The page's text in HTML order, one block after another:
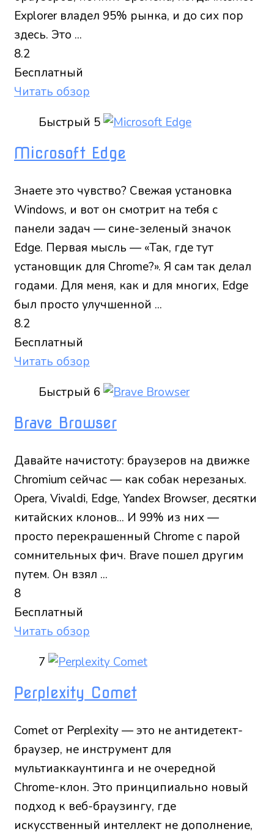
Explorer владел 95% рынка, и до сих пор
здесь. Это ...
8.2
Бесплатный
Читать обзор
Быстрый 5
Microsoft Edge
Знаете это чувство? Свежая установка
Windows, и вот он смотрит на тебя с
панели задач — сине-зеленый значок
Edge. Первая мысль — «Так, где тут
установщик для Chrome?». Я сам так делал
годами. Для меня, как и для многих, Edge
был просто улучшенной ...
8.2
Бесплатный
Читать обзор
Быстрый 6
Brave Browser
Давайте начистоту: браузеров на движке
Chromium сейчас — как собак нерезаных.
Opera, Vivaldi, Edge, Yandex Browser, десятки
китайских клонов... И 99% из них —
просто перекрашенный Chrome с парой
сомнительных фич. Brave пошел другим
путем. Он взял ...
8
Бесплатный
Читать обзор
7
Perplexity Comet
Comet от Perplexity — это не антидетект-
браузер, не инструмент для
мультиаккаунтинга и не очередной
Chrome-клон. Это принципиально новый
подход к веб-браузингу, где
искусственный интеллект не дополнение,